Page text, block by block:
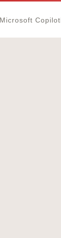
Microsoft Copilot